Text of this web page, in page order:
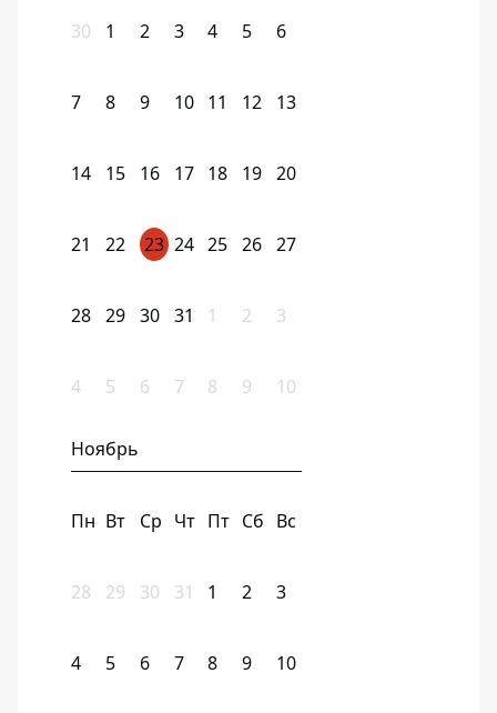
30 1 2 3 4 5 6
7 8 9 10 11 12 13
14 15 16 17 18 19 20
21 22 23 24 25 26 27
28 29 30 31 1 2 3
4 5 6 7 8 9 10
Ноябрь
Пн Вт Ср Чт Пт Сб Вс
28 29 30 31 1 2 3
4 5 6 7 8 9 10